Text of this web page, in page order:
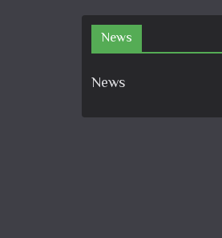
News
News